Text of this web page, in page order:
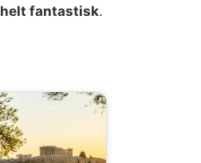
helt fantastisk.